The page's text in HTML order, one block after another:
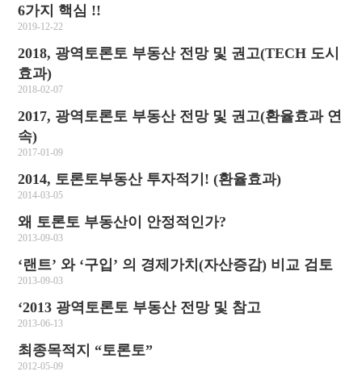
6가지 핵심 !!
2019-12-22
2018, 광역토론토 부동산 전망 및 권고(TECH 도시
효과)
2018-02-07
2017, 광역토론토 부동산 전망 및 권고(환율효과 연
속)
2017-01-09
2014, 토론토부동산 투자적기! (환율효과)
2014-03-05
왜 토론토 부동산이 안정적인가?
2013-09-03
‘랜트’ 와 ‘구입’ 의 경제가치(자산증감) 비교 검토
2013-09-03
‘2013 광역토론토 부동산 전망 및 참고
2013-06-13
최종목적지 “토론토”
2012-05-09